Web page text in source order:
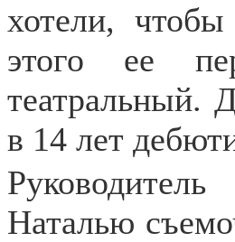
хотели,
этого ее
театральный.
в 14 лет
Наталью